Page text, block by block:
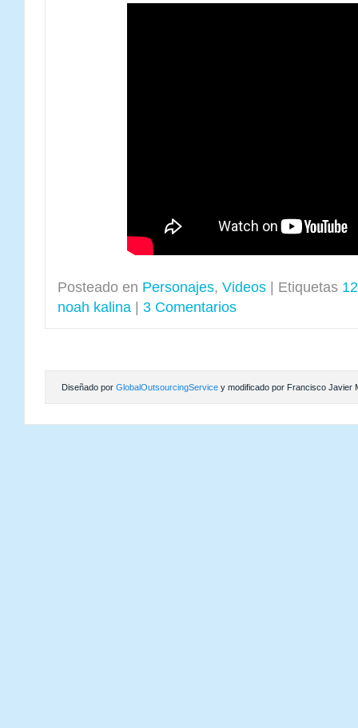
Posteado en Personajes, Videos Etiquetas
noah kalina
3 Comentarios
Diseñado por GlobalOutsourcingService y modificado por Francisco Javier